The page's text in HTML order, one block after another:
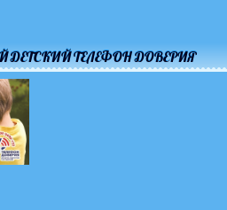
ТЕЛЕФОН ДОВЕРИЯ